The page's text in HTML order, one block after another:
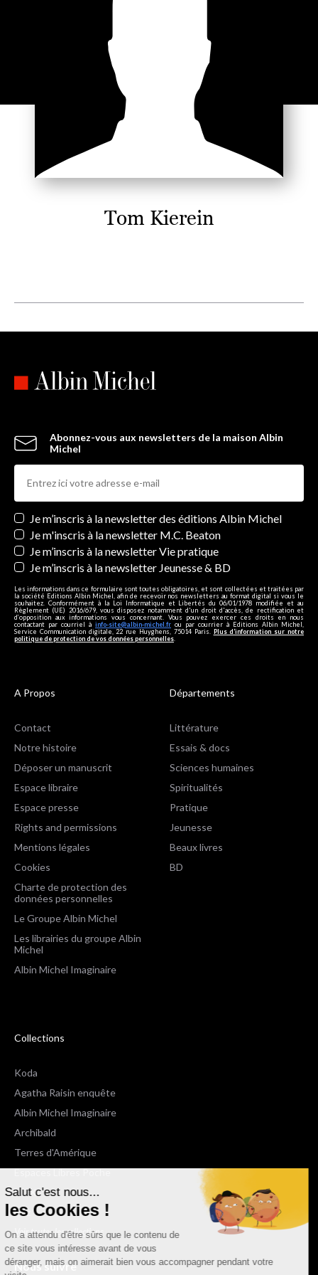
Salut c'est nous...
les Cookies !
On a attendu d'être sûrs que le contenu de
ce site vous intéresse avant de vous
déranger, mais on aimerait bien vous accompagner pendant votre
Tom Kierein
Abonnez-vous aux newsletters de la maison Albin
Michel
Newsletters
Je m’inscris à la newsletter des éditions Albin Michel
Je m'inscris à la newsletter M.C. Beaton
Je m’inscris à la newsletter Vie pratique
Je m’inscris à la newsletter Jeunesse & BD
Les informations dans ce formulaire sont toutes obligatoires, et sont collectées et traitées par
la société Editions Albin Michel, afin de recevoir nos newsletters au format digital si vous le
souhaitez. Conformément à la Loi Informatique et Libertés du 06/01/1978 modifiée et au
Règlement (UE) 2016/679, vous disposez notamment d'un droit d'accès, de rectification et
d’opposition aux informations vous concernant. Vous pouvez exercer ces droits en nous
contactant par courriel à info-site@albin-michel.fr ou par courrier à Editions Albin Michel,
Service Communication digitale, 22 rue Huyghens, 75014 Paris. Plus d’information sur notre
politique de protection de vos données personnelles
A Propos
Contact
Notre histoire
Déposer un manuscrit
Espace libraire
Espace presse
Rights and permissions
Mentions légales
Cookies
Charte de protection des
données personnelles
Le Groupe Albin Michel
Les librairies du groupe Albin
Michel
Albin Michel Imaginaire
Départements
Littérature
Essais & docs
Sciences humaines
Spiritualités
Pratique
Jeunesse
Beaux livres
BD
Collections
Koda
Agatha Raisin enquête
Albin Michel Imaginaire
Archibald
Terres d'Amérique
Espaces Libres Poche
NOX
Wiz
Voir toutes les collections
Nous suivre